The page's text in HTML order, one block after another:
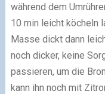
während dem
10 min leicht köcheln
Masse dickt dann
noch dicker, keine
passieren, um die
kann ihn noch mit